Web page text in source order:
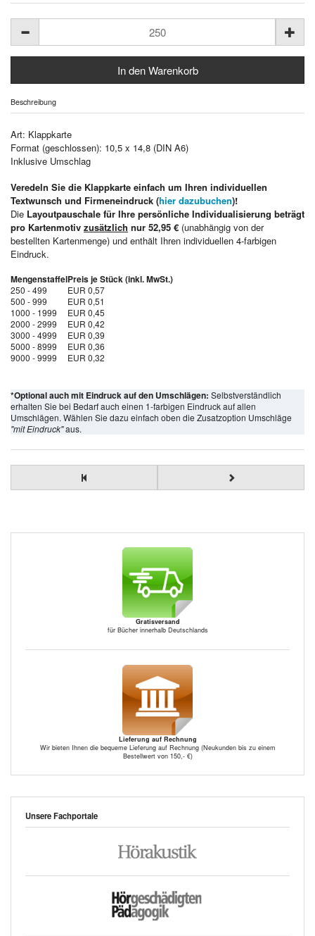
Beschreibung
Art: Klappkarte
Format (geschlossen): 10,5 x 14,8 (DIN A6)
Inklusive Umschlag
Veredeln Sie die Klappkarte einfach um Ihren individuellen
Textwunsch und Firmeneindruck (hier dazubuchen)!
Die Layoutpauschale für Ihre persönliche Individualisierung beträgt
pro Kartenmotiv zusätzlich nur 52,95 € (unabhängig von der
bestellten Kartenmenge) und enthält Ihren individuellen 4-farbigen
Eindruck.
MengenstaffelPreis je Stück (inkl. MwSt.)
250 - 499
EUR 0,57
500 - 999
EUR 0,51
1000 - 1999
EUR 0,45
2000 - 2999
EUR 0,42
3000 - 4999
EUR 0,39
5000 - 8999
EUR 0,36
9000 - 9999
EUR 0,32
*Optional auch mit Eindruck auf den Umschlägen: Selbstverständlich
erhalten Sie bei Bedarf auch einen 1-farbigen Eindruck auf allen
Umschlägen. Wählen Sie dazu einfach oben die Zusatzoption Umschläge
"mit Eindruck"aus.
Gratisversand
für Bücher innerhalb Deutschlands
Lieferung auf Rechnung
Wir bieten Ihnen die bequeme Lieferung auf Rechnung (Neukunden bis zu einem
Bestellwert von 150,- €)
Unsere Fachportale